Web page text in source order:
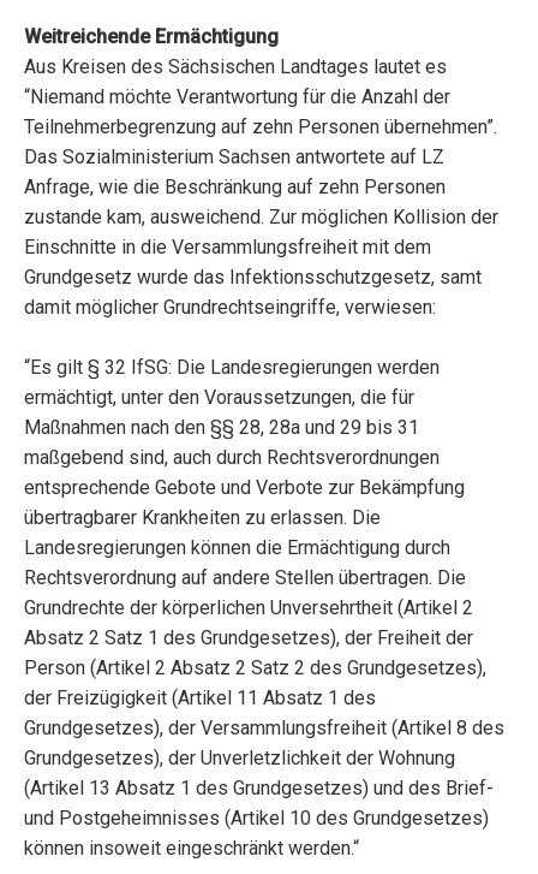
Weitreichende Ermächtigung
Aus Kreisen des Sächsischen Landtages lautet es
“Niemand möchte Verantwortung für die Anzahl der
Teilnehmerbegrenzung auf zehn Personen übernehmen”.
Das Sozialministerium Sachsen antwortete auf LZ
Anfrage, wie die Beschränkung auf zehn Personen
zustande kam, ausweichend. Zur möglichen Kollision der
Einschnitte in die Versammlungsfreiheit mit dem
Grundgesetz wurde das Infektionsschutzgesetz, samt
damit möglicher Grundrechtseingriffe, verwiesen:
“Es gilt § 32 IfSG: Die Landesregierungen werden
ermächtigt, unter den Voraussetzungen, die für
Maßnahmen nach den §§ 28, 28a und 29 bis 31
maßgebend sind, auch durch Rechtsverordnungen
entsprechende Gebote und Verbote zur Bekämpfung
übertragbarer Krankheiten zu erlassen. Die
Landesregierungen können die Ermächtigung durch
Rechtsverordnung auf andere Stellen übertragen. Die
Grundrechte der körperlichen Unversehrtheit (Artikel 2
Absatz 2 Satz 1 des Grundgesetzes), der Freiheit der
Person (Artikel 2 Absatz 2 Satz 2 des Grundgesetzes),
der Freizügigkeit (Artikel 11 Absatz 1 des
Grundgesetzes), der Versammlungsfreiheit (Artikel 8 des
Grundgesetzes), der Unverletzlichkeit der Wohnung
(Artikel 13 Absatz 1 des Grundgesetzes) und des Brief-
und Postgeheimnisses (Artikel 10 des Grundgesetzes)
können insoweit eingeschränkt werden.“